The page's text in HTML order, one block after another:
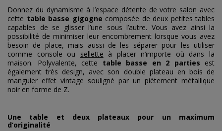
Donnez du dynamisme à l’espace détente de votre salon avec
cette table basse gigogne composée de deux petites tables
capables de se glisser l’une sous l’autre. Vous avez ainsi la
possibilité de minimiser leur encombrement lorsque vous avez
besoin de place, mais aussi de les séparer pour les utiliser
comme console ou sellette à placer n’importe où dans la
maison. Polyvalente, cette table basse en 2 parties est
également très design, avec son double plateau en bois de
manguier effet vintage souligné par un piètement métallique
noir en forme de Z.
Une table et deux plateaux pour un maximum
d’originalité